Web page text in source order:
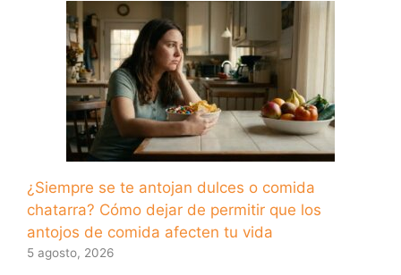
¿Siempre se te antojan dulces o comida
chatarra? Cómo dejar de permitir que los
antojos de comida afecten tu vida
5 agosto, 2026